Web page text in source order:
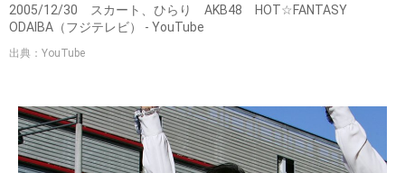
2005/12/30 スカート、ひらり AKB48 HOT☆FANTASY
ODAIBA（フジテレビ） - YouTube
出典：YouTube